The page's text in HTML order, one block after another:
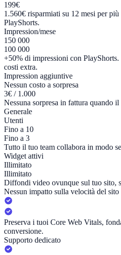
199€
1.560€ risparmiati su 12 mesi per
PlayShorts.
Impression/mese
150 000
100 000
+50% di impressioni con
costi extra.
Impression aggiuntive
Nessun costo a sorpresa
3€ / 1.000
Nessuna sorpresa in fattura quando
Generale
Utenti
Fino a 10
Fino a 3
Tutto il tuo team collabora in modo
Widget attivi
Illimitato
Illimitato
Diffondi video ovunque sul tuo sito,
Nessun impatto sulla velocità del sito
Preserva i tuoi Core Web Vitals,
conversione.
Supporto dedicato